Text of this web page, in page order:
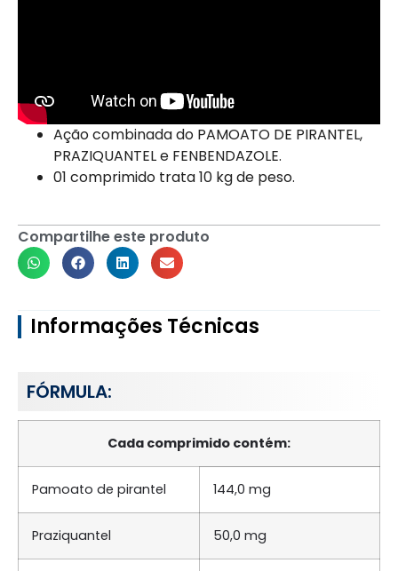
Ação combinada do PAMOATO DE PIRANTEL,
PRAZIQUANTEL e FENBENDAZOLE.
01 comprimido trata 10 kg de peso.
Compartilhe este produto
Informações Técnicas
FÓRMULA:
Cada comprimido contém:
Pamoato de pirantel 144,0 mg
Praziquantel 50,0 mg